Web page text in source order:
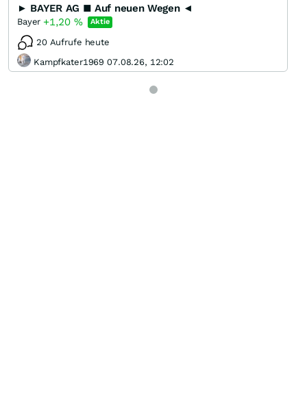
► BAYER AG ■ Auf neuen Wegen ◄
Bayer +1,20 % Aktie
20 Aufrufe heute
Kampfkater1969 07.08.26, 12:02